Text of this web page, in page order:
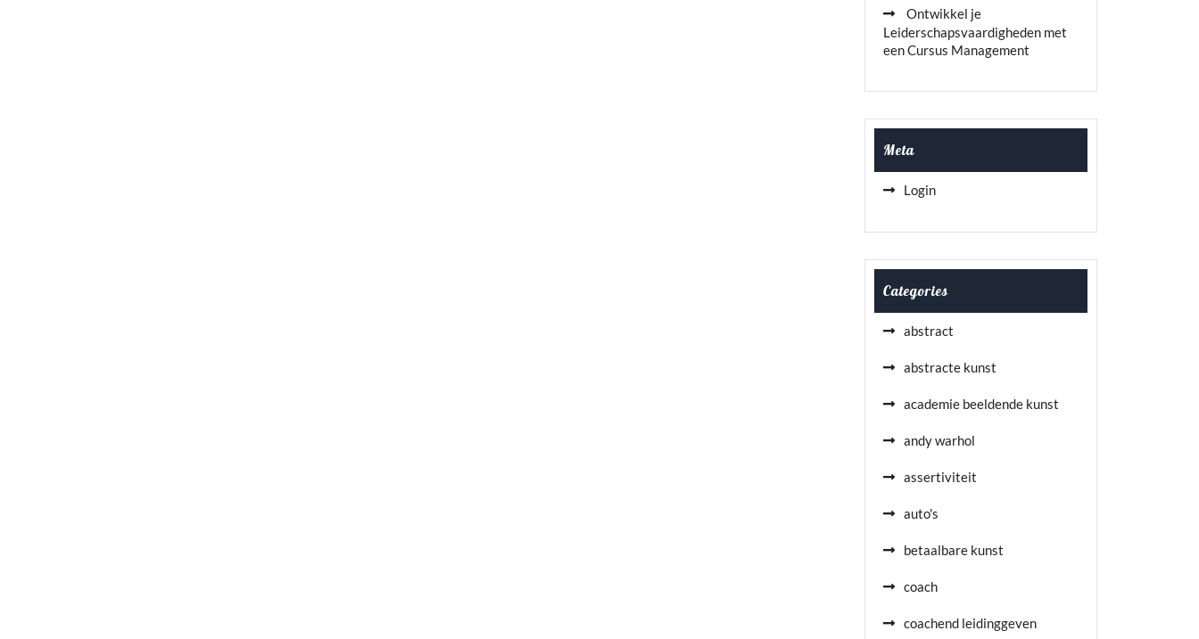
Ontwikkel je
Leiderschapsvaardigheden met
een Cursus Management
Meta
Login
Categories
abstract
abstracte kunst
academie beeldende kunst
andy warhol
assertiviteit
auto's
betaalbare kunst
coach
coachend leidinggeven